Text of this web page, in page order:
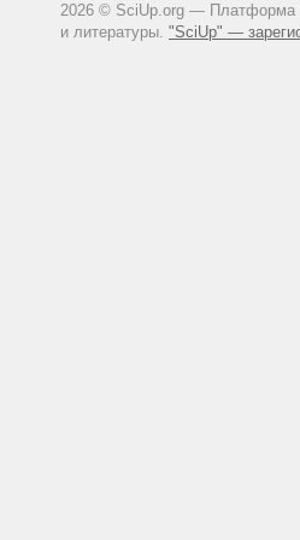
2026 © SciUp.org — Платформа
и литературы. "SciUp" —